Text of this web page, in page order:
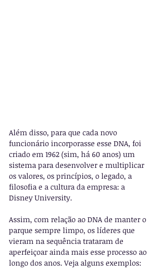
Além disso, para que cada novo
funcionário incorporasse esse DNA, foi
criado em 1962 (sim, há 60 anos) um
sistema para desenvolver e multiplicar
os valores, os princípios, o legado, a
filosofia e a cultura da empresa: a
Disney University.
Assim, com relação ao DNA de manter o
parque sempre limpo, os líderes que
vieram na sequência trataram de
aperfeiçoar ainda mais esse processo ao
longo dos anos. Veja alguns exemplos: